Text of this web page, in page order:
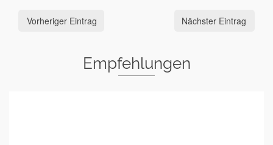
Vorheriger Eintrag Nächster Eintrag
Empfehlungen